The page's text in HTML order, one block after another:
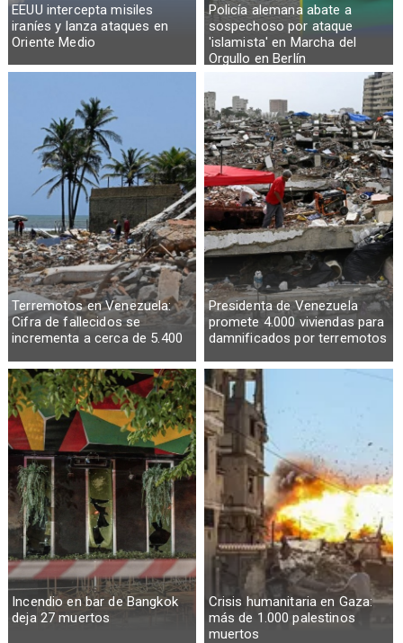
EEUU intercepta misiles
iraníes y lanza ataques en
Oriente Medio
Policía alemana abate a
sospechoso por ataque
'islamista' en Marcha del
Orgullo en Berlín
Terremotos en Venezuela:
Cifra de fallecidos se
incrementa a cerca de 5.400
Presidenta de Venezuela
promete 4.000 viviendas para
damnificados por terremotos
Incendio en bar de Bangkok
deja 27 muertos
Crisis humanitaria en Gaza:
más de 1.000 palestinos
muertos